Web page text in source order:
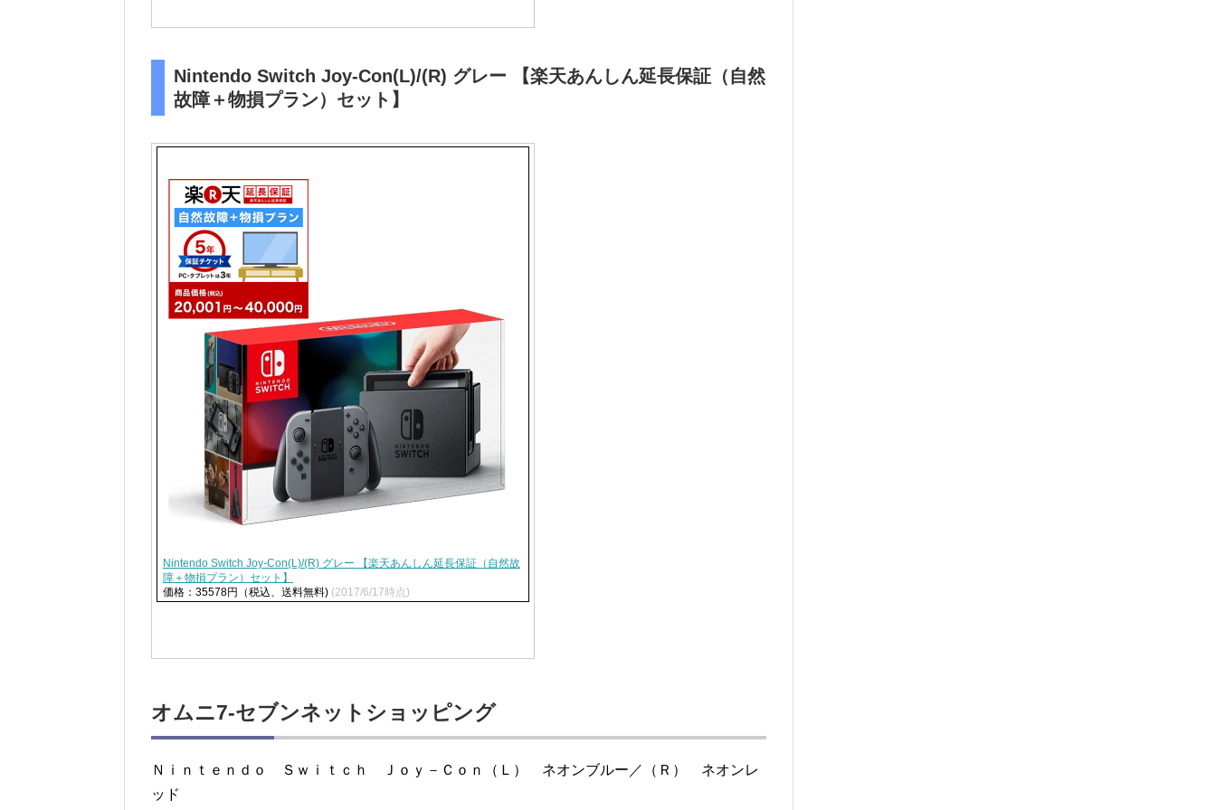
Nintendo Switch Joy-Con(L)/(R) グレー 【楽天あんしん延長保証（自然
故障＋物損プラン）セット】
Nintendo Switch Joy-Con(L)/(R) グレー 【楽天あんしん延長保証（自然故
障＋物損プラン）セット】
価格：35578円（税込、送料無料) (2017/6/17時点)
オムニ7-セブンネットショッピング
Ｎｉｎｔｅｎｄｏ Ｓｗｉｔｃｈ Ｊｏｙ－Ｃｏｎ（Ｌ） ネオンブルー／（Ｒ） ネオンレ
ッド